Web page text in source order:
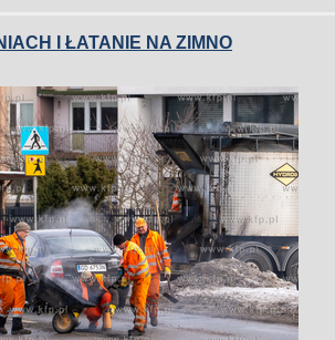
I ŁATANIE NA ZIMNO